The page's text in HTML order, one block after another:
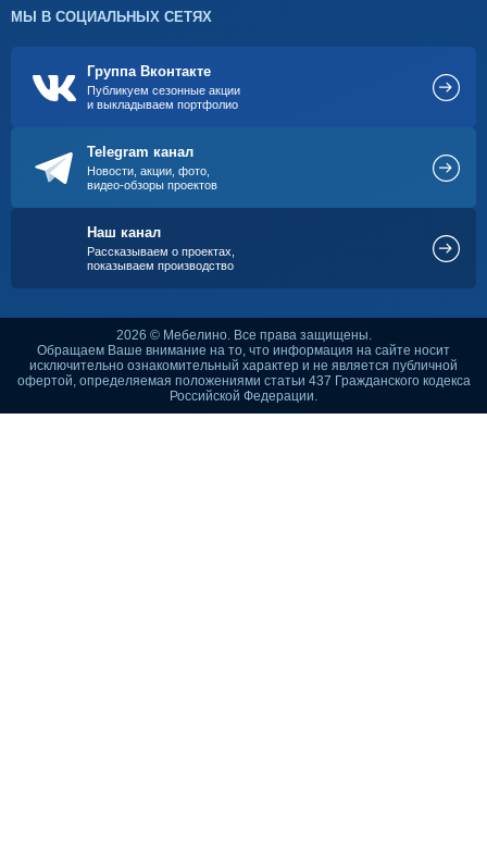
МЫ В СОЦИАЛЬНЫХ СЕТЯХ
Группа Вконтакте
Публикуем сезонные акции
и выкладываем портфолио
Telegram канал
Новости, акции, фото,
видео-обзоры проектов
Наш канал
Рассказываем о проектах,
показываем производство
2026 © Мебелино. Все права защищены.
Обращаем Ваше внимание на то, что информация на сайте носит
исключительно ознакомительный характер и не является публичной
офертой, определяемая положениями статьи 437 Гражданского кодекса
Российской Федерации.